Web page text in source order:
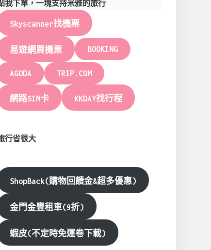
我下單，一塊支持米雅的旅行
Skyscanner找機票
易遊網買機票 BOOKING
AGODA TRIP.COM
網路SIM卡 KKDAY找行程
行省很大
ShopBack(購物回饋金&超多優惠)
金門金豐租車(9折)
蝦皮(不定時免運卷下載)